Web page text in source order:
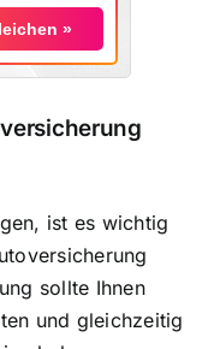
»
ist es wichtig
sollte Ihnen
und gleichzeitig